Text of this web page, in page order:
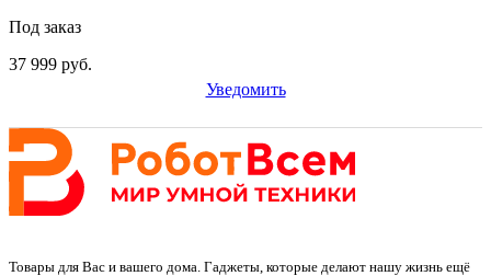
Под заказ
37 999 руб.
Уведомить
Товары для Вас и вашего дома. Гаджеты, которые делают нашу жизнь ещё